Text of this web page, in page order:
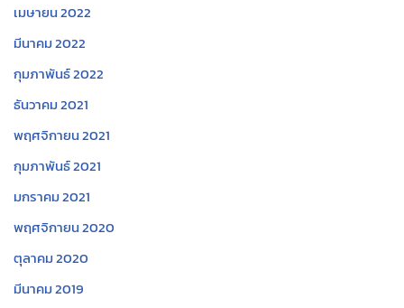
เมษายน 2022
มีนาคม 2022
กุมภาพันธ์ 2022
ธันวาคม 2021
พฤศจิกายน 2021
กุมภาพันธ์ 2021
มกราคม 2021
พฤศจิกายน 2020
ตุลาคม 2020
มีนาคม 2019